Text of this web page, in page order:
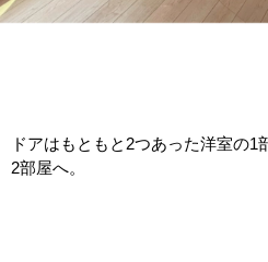
ドアはもともと2つあった洋室の1
2部屋へ。